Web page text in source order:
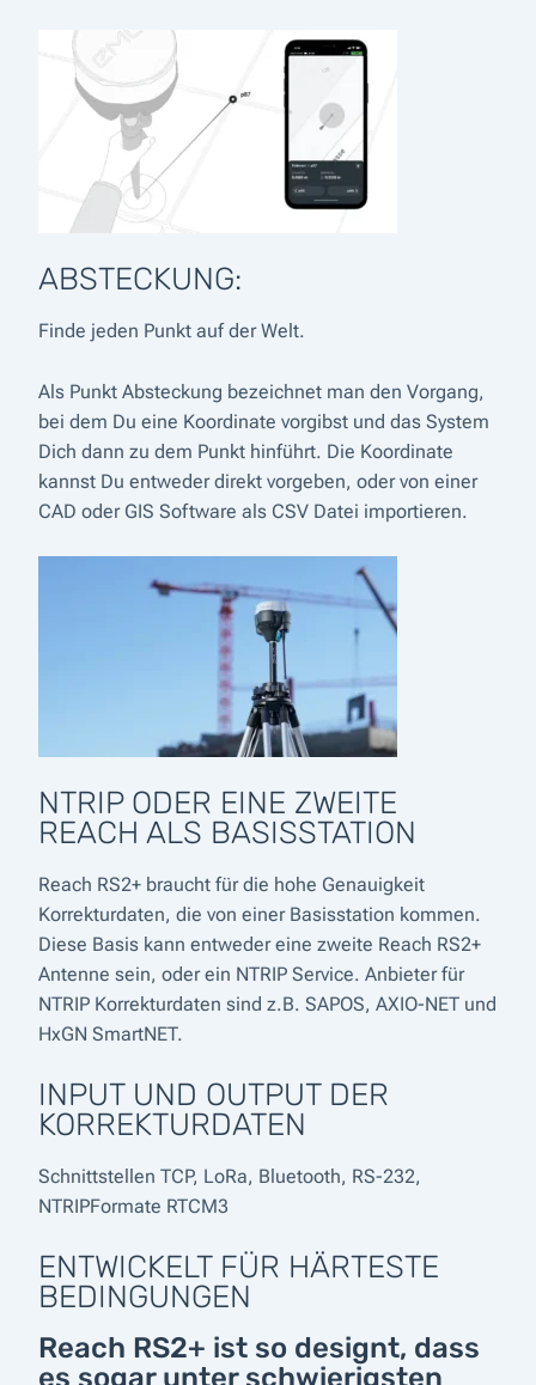
ABSTECKUNG:
Finde jeden Punkt auf der Welt.
Als Punkt Absteckung bezeichnet man den Vorgang,
bei dem Du eine Koordinate vorgibst und das System
Dich dann zu dem Punkt hinführt. Die Koordinate
kannst Du entweder direkt vorgeben, oder von einer
CAD oder GIS Software als CSV Datei importieren.
NTRIP ODER EINE ZWEITE
REACH ALS BASISSTATION
Reach RS2+ braucht für die hohe Genauigkeit
Korrekturdaten, die von einer Basisstation kommen.
Diese Basis kann entweder eine zweite Reach RS2+
Antenne sein, oder ein NTRIP Service. Anbieter für
NTRIP Korrekturdaten sind z.B. SAPOS, AXIO-NET und
HxGN SmartNET.
INPUT UND OUTPUT DER
KORREKTURDATEN
Schnittstellen TCP, LoRa, Bluetooth, RS-232,
NTRIPFormate RTCM3
ENTWICKELT FÜR HÄRTESTE
BEDINGUNGEN
Reach RS2+ ist so designt, dass
es sogar unter schwierigsten